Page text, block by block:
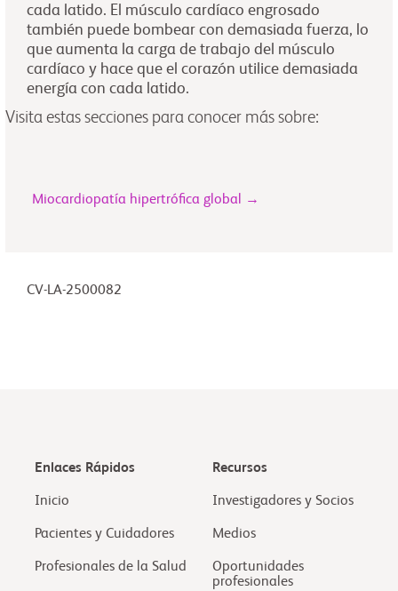
cada latido. El músculo cardíaco engrosado
también puede bombear con demasiada fuerza, lo
que aumenta la carga de trabajo del músculo
cardíaco y hace que el corazón utilice demasiada
energía con cada latido.
Visita estas secciones para conocer más sobre:
Miocardiopatía hipertrófica global →
CV-LA-2500082
Enlaces Rápidos
Inicio
Pacientes y Cuidadores
Profesionales de la Salud
Recursos
Investigadores y Socios
Medios
Oportunidades
profesionales